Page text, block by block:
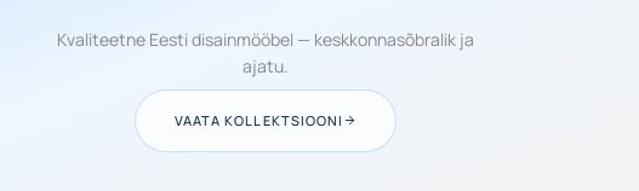
Kvaliteetne Eesti disainmööbel — keskkonnasõbralik ja
ajatu.
VAATA KOLLEKTSIOONI